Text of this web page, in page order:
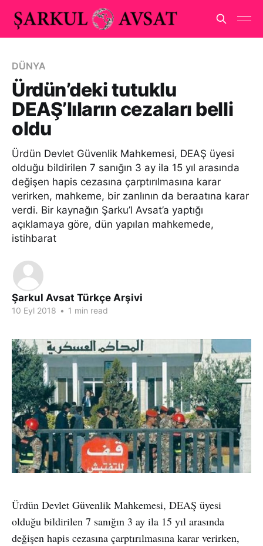
DÜNYA
Ürdün’deki tutuklu
DEAŞ’lıların cezaları belli
oldu
Ürdün Devlet Güvenlik Mahkemesi, DEAŞ üyesi
olduğu bildirilen 7 sanığın 3 ay ila 15 yıl arasında
değişen hapis cezasına çarptırılmasına karar
verirken, mahkeme, bir zanlının da beraatına karar
verdi. Bir kaynağın Şarku’l Avsat’a yaptığı
açıklamaya göre, dün yapılan mahkemede,
istihbarat
Şarkul Avsat Türkçe Arşivi
10 Eyl 2018 • 1 min read
Ürdün Devlet Güvenlik Mahkemesi, DEAŞ üyesi
olduğu bildirilen 7 sanığın 3 ay ila 15 yıl arasında
değişen hapis cezasına çarptırılmasına karar verirken,